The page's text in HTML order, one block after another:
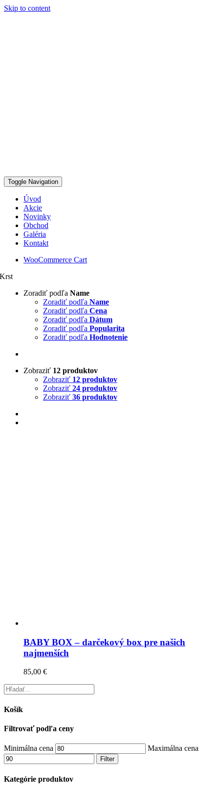
Skip to content
Toggle Navigation
Úvod
Akcie
Novinky
Obchod
Galéria
Kontakt
WooCommerce Cart
Krst
Zoradiť podľa Name
Zoradiť podľa Name
Zoradiť podľa Cena
Zoradiť podľa Dátum
Zoradiť podľa Popularita
Zoradiť podľa Hodnotenie
Zobraziť 12 produktov
Zobraziť 12 produktov
Zobraziť 24 produktov
Zobraziť 36 produktov
BABY BOX – darčekový box pre našich
najmenších
85,00 €
Košík
Filtrovať podľa ceny
Minimálna cena Maximálna cena
Filter
Kategórie produktov